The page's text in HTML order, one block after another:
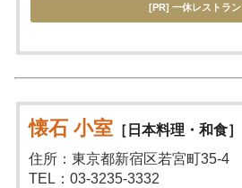
[PR] 一休レストラン
懐石 小室 ［日本料理・和食］
住所：東京都新宿区若宮町35-4
TEL：03-3235-3332